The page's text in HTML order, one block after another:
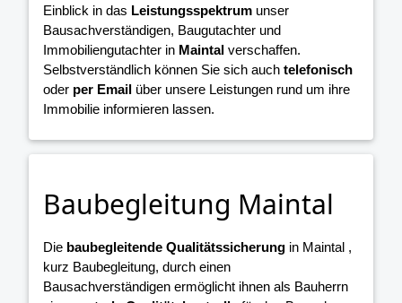
Einblick in das Leistungsspektrum unser
Bausachverständigen, Baugutachter und
Immobiliengutachter in Maintal verschaffen.
Selbstverständlich können Sie sich auch telefonisch
oder per Email über unsere Leistungen rund um ihre
Immobilie informieren lassen.
Baubegleitung Maintal
Die baubegleitende Qualitätssicherung in Maintal ,
kurz Baubegleitung, durch einen
Bausachverständigen ermöglicht ihnen als Bauherrn